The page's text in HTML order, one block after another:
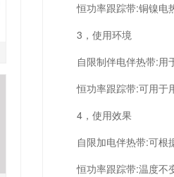
恒功率跟踪带:铜镍电
3，使用环境
自限制伴电伴热带:用
恒功率跟踪带:可用于
4，使用效果
自限加电伴热带:可根
恒功率跟踪带:温度不